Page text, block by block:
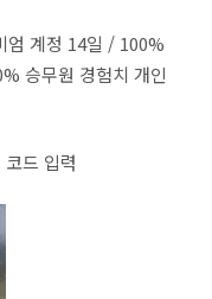
엄 계정 14일 / 100%
승무원 경험치 개인
드 입력